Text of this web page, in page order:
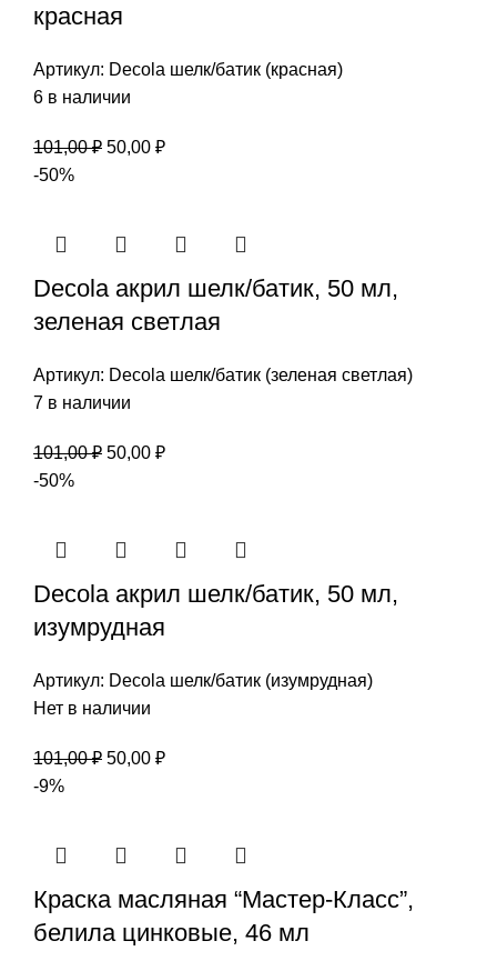
красная
Артикул: Decola шелк/батик (красная)
6 в наличии
101,00₽ Первоначальная
50,00 ₽Текущая
-50%
Decola акрил шелк/батик, 50 мл,
зеленая светлая
Артикул: Decola шелк/батик (зеленая светлая)
7 в наличии
101,00₽ Первоначальная
50,00 ₽Текущая
-50%
Decola акрил шелк/батик, 50 мл,
изумрудная
Артикул: Decola шелк/батик (изумрудная)
Нет в наличии
101,00₽ Первоначальная
50,00 ₽Текущая
-9%
Краска масляная “Мастер-Класс”,
белила цинковые, 46 мл